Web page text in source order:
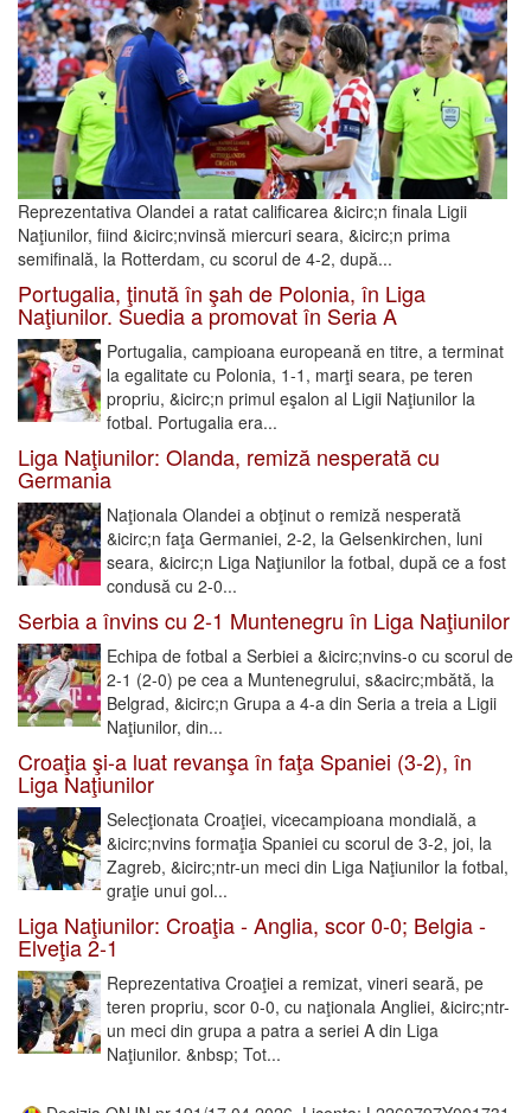
Reprezentativa Olandei a ratat calificarea &icirc;n finala Ligii
Naţiunilor, fiind &icirc;nvinsă miercuri seara, &icirc;n prima
semifinală, la Rotterdam, cu scorul de 4-2, după...
Portugalia, ţinută în şah de Polonia, în Liga
Naţiunilor. Suedia a promovat în Seria A
Portugalia, campioana europeană en titre, a terminat
la egalitate cu Polonia, 1-1, marţi seara, pe teren
propriu, &icirc;n primul eşalon al Ligii Naţiunilor la
fotbal. Portugalia era...
Liga Naţiunilor: Olanda, remiză nesperată cu
Germania
Naţionala Olandei a obţinut o remiză nesperată
&icirc;n faţa Germaniei, 2-2, la Gelsenkirchen, luni
seara, &icirc;n Liga Naţiunilor la fotbal, după ce a fost
condusă cu 2-0...
Serbia a învins cu 2-1 Muntenegru în Liga Naţiunilor
Echipa de fotbal a Serbiei a &icirc;nvins-o cu scorul de
2-1 (2-0) pe cea a Muntenegrului, s&acirc;mbătă, la
Belgrad, &icirc;n Grupa a 4-a din Seria a treia a Ligii
Naţiunilor, din...
Croaţia şi-a luat revanşa în faţa Spaniei (3-2), în
Liga Naţiunilor
Selecţionata Croaţiei, vicecampioana mondială, a
&icirc;nvins formaţia Spaniei cu scorul de 3-2, joi, la
Zagreb, &icirc;ntr-un meci din Liga Naţiunilor la fotbal,
graţie unui gol...
Liga Naţiunilor: Croaţia - Anglia, scor 0-0; Belgia -
Elveţia 2-1
Reprezentativa Croaţiei a remizat, vineri seară, pe
teren propriu, scor 0-0, cu naţionala Angliei, &icirc;ntr-
un meci din grupa a patra a seriei A din Liga
Naţiunilor. &nbsp; Tot...